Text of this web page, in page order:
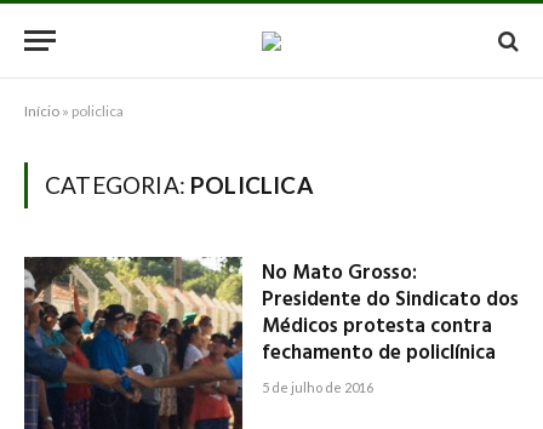
Início » policlica
CATEGORIA: POLICLICA
No Mato Grosso:
Presidente do Sindicato dos
Médicos protesta contra
fechamento de policlínica
5 de julho de 2016